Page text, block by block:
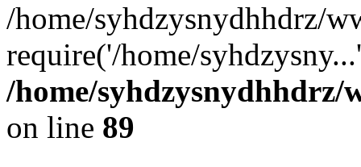
/home/syhdzysnydhhdrz/
require('/home/
/home/syhdzysnydhhdrz/
on line 89